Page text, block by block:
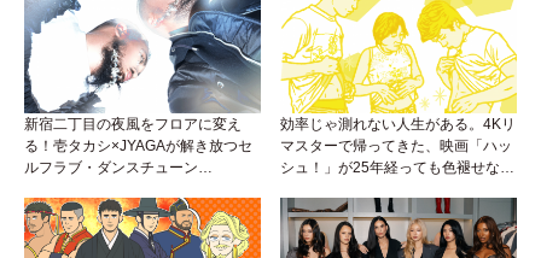
新宿二丁目の夜風をフロアに変え
る！壱タカシ×JYAGAが解き放つセ
ルフラブ・ダンスチューン
効率じゃ測れない人生がある。4Kリ
マスターで帰ってきた、映画「ハッ
シュ！」が25年経っても色褪せない